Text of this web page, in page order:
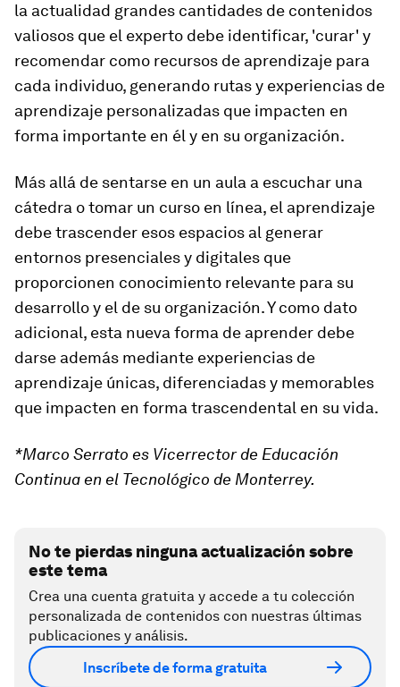
la actualidad grandes cantidades de contenidos
valiosos que el experto debe identificar, 'curar' y
recomendar como recursos de aprendizaje para
cada individuo, generando rutas y experiencias de
aprendizaje personalizadas que impacten en
forma importante en él y en su organización.
Más allá de sentarse en un aula a escuchar una
cátedra o tomar un curso en línea, el aprendizaje
debe trascender esos espacios al generar
entornos presenciales y digitales que
proporcionen conocimiento relevante para su
desarrollo y el de su organización. Y como dato
adicional, esta nueva forma de aprender debe
darse además mediante experiencias de
aprendizaje únicas, diferenciadas y memorables
que impacten en forma trascendental en su vida.
*Marco Serrato es Vicerrector de Educación
Continua en el Tecnológico de Monterrey.
No te pierdas ninguna actualización sobre
este tema
Crea una cuenta gratuita y accede a tu colección
personalizada de contenidos con nuestras últimas
publicaciones y análisis.
Inscríbete de forma gratuita